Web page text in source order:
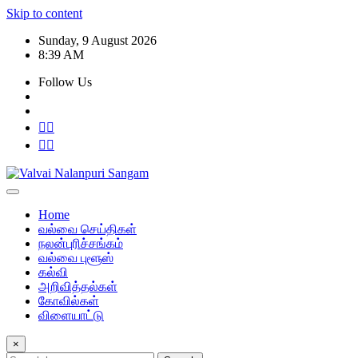
Skip to content
Sunday, 9 August 2026
8:39 AM
Follow Us
Home
வல்வை செய்திகள்
நலன்புரிச்சங்கம்
வல்வை புளூஸ்
கல்வி
அறிவித்தல்கள்
கோவில்கள்
விளையாட்டு
×